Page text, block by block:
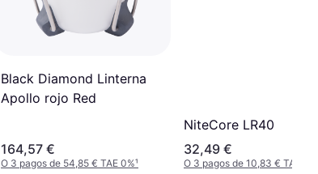
Black Diamond Linterna
Apollo rojo Red
164,57 €
O 3 pagos de 54,85 € TAE 0%¹
NiteCore LR40
32,49 €
O 3 pagos de 10,83 € TAE 0%